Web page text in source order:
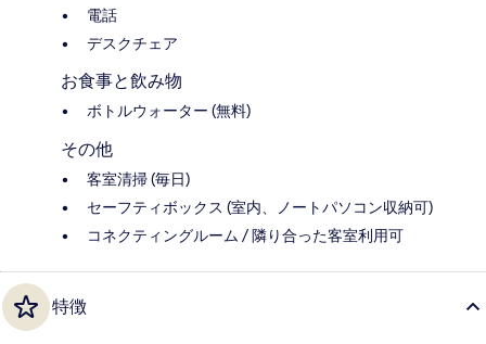
電話
デスクチェア
お食事と飲み物
ボトルウォーター (無料)
その他
客室清掃 (毎日)
セーフティボックス (室内、ノートパソコン収納可)
コネクティングルーム / 隣り合った客室利用可
特徴